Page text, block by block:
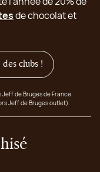
de chocolat et
clubs !
Jeff de Bruges de France
Jeff de Bruges outlet).